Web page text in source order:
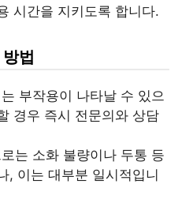
시간을 지키도록 합니다.
법
부작용이 나타날 수 있으
경우 즉시 전문의와 상담
는 소화 불량이나 두통 등
, 이는 대부분 일시적입니